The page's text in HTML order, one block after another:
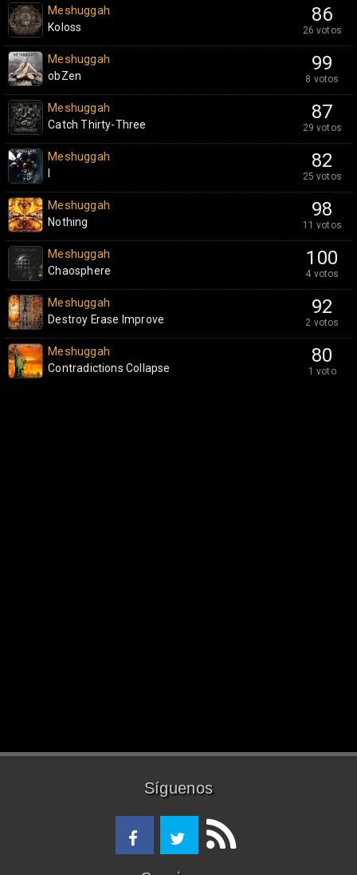
86
26 votos
Meshuggah
Koloss
99
8 votos
Meshuggah
obZen
87
29 votos
Meshuggah
Catch Thirty-Three
82
25 votos
Meshuggah
98
11 votos
Meshuggah
Nothing
100
4 votos
Meshuggah
Chaosphere
92
2 votos
Meshuggah
Destroy Erase Improve
80
1 voto
Meshuggah
Contradictions Collapse
Síguenos